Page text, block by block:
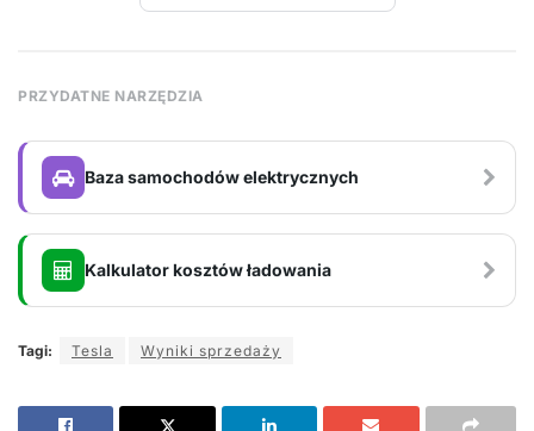
PRZYDATNE NARZĘDZIA
Baza samochodów elektrycznych
Kalkulator kosztów ładowania
Tagi: Tesla Wyniki sprzedaży